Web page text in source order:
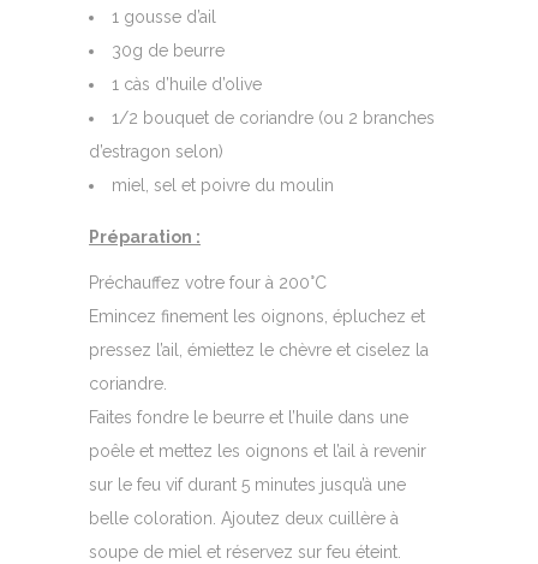
1 gousse d’ail
30g de beurre
1 càs d’huile d’olive
1/2 bouquet de coriandre (ou 2 branches
d’estragon selon)
miel, sel et poivre du moulin
Préparation :
Préchauffez votre four à 200°C
Emincez finement les oignons, épluchez et
pressez l’ail, émiettez le chèvre et ciselez la
coriandre.
Faites fondre le beurre et l’huile dans une
poêle et mettez les oignons et l’ail à revenir
sur le feu vif durant 5 minutes jusqu’à une
belle coloration. Ajoutez deux cuillère à
soupe de miel et réservez sur feu éteint.